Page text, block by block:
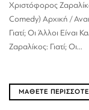
Χριστόφορος
Comedy) Αρχική /
Γιατί; Οι Άλλοι
Ζαραλίκος: Γιατί; Οι...
ΜΑΘΕΤΕ